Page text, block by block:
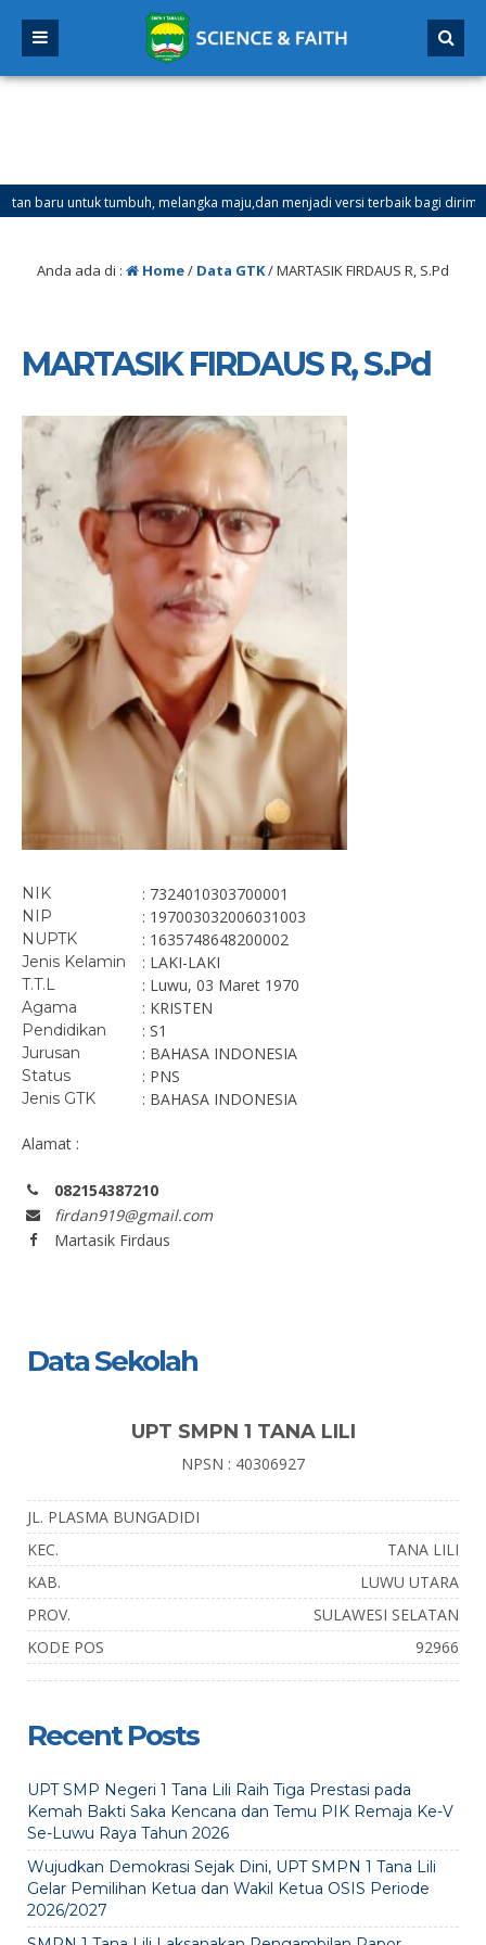
untuk tumbuh, melangka maju,dan menjadi versi terbaik bagi dirimu.
Mulai Tanggal 21 Desember 2025 sd Tanggal 4 Januari 2026
Anda ada di : Home/ Data GTK/MARTASIK FIRDAUS R, S.Pd
MARTASIK FIRDAUS R, S.Pd
NIK : 7324010303700001
NIP : 197003032006031003
NUPTK : 1635748648200002
Jenis Kelamin : LAKI-LAKI
T.T.L : Luwu, 03 Maret 1970
Agama : KRISTEN
Pendidikan : S1
Jurusan : BAHASA INDONESIA
Status : PNS
Jenis GTK : BAHASA INDONESIA
Alamat :
082154387210
firdan919@gmail.com
Martasik Firdaus
Data Sekolah
UPT SMPN 1 TANA LILI
NPSN : 40306927
JL. PLASMA BUNGADIDI
KEC.
TANA LILI
KAB.
LUWU UTARA
PROV.
SULAWESI SELATAN
KODE POS
92966
Recent Posts
UPT SMP Negeri 1 Tana Lili Raih Tiga Prestasi pada
Kemah Bakti Saka Kencana dan Temu PIK Remaja Ke-V
Se-Luwu Raya Tahun 2026
Wujudkan Demokrasi Sejak Dini, UPT SMPN 1 Tana Lili
Gelar Pemilihan Ketua dan Wakil Ketua OSIS Periode
2026/2027